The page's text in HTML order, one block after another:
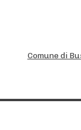
Comune di